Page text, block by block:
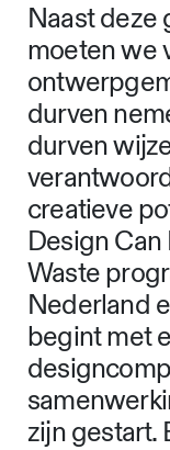
Naast deze
moeten we
durven
durven
creatieve
Design
Waste
Nederland
begint met
zijn gestart.